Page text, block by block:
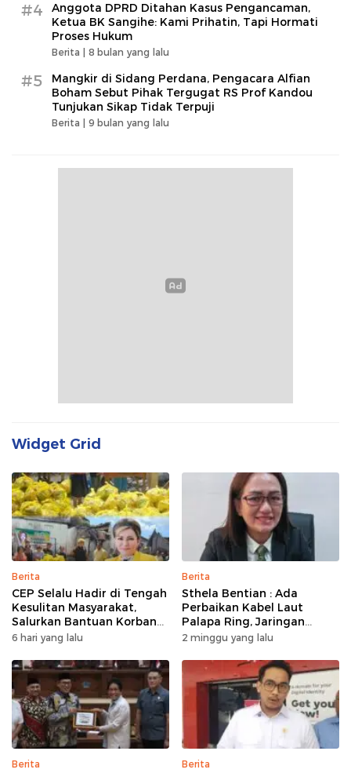
#4
Anggota DPRD Ditahan Kasus Pengancaman,
Ketua BK Sangihe: Kami Prihatin, Tapi Hormati
Proses Hukum
Berita | 8 bulan yang lalu
#5
Mangkir di Sidang Perdana, Pengacara Alfian
Boham Sebut Pihak Tergugat RS Prof Kandou
Tunjukan Sikap Tidak Terpuji
Berita | 9 bulan yang lalu
Widget Grid
Berita
CEP Selalu Hadir di Tengah
Kesulitan Masyarakat,
Salurkan Bantuan Korban
Kebakaran di Wanea
6 hari yang lalu
Berita
Sthela Bentian : Ada
Perbaikan Kabel Laut
Palapa Ring, Jaringan
Internet di Talaud,
Terganggu Sementara
2 minggu yang lalu
Berita Berita